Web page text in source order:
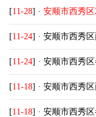
[11-28] · 安顺市西秀区
[11-24] · 安顺市西秀
[11-24] · 安顺市西秀
[11-18] · 安顺市西秀
[11-18] · 安顺市西秀